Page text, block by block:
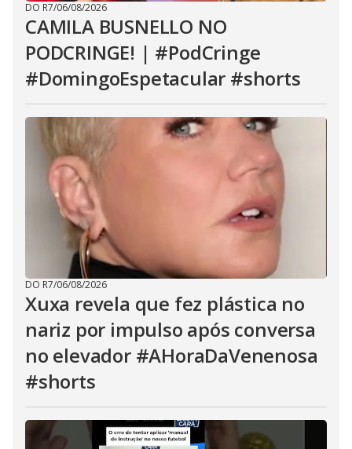
DO R7/06/08/2026
CAMILA BUSNELLO NO
PODCRINGE! | #PodCringe
#DomingoEspetacular #shorts
DO R7/06/08/2026
Xuxa revela que fez plástica no
nariz por impulso após conversa
no elevador #AHoraDaVenenosa
#shorts